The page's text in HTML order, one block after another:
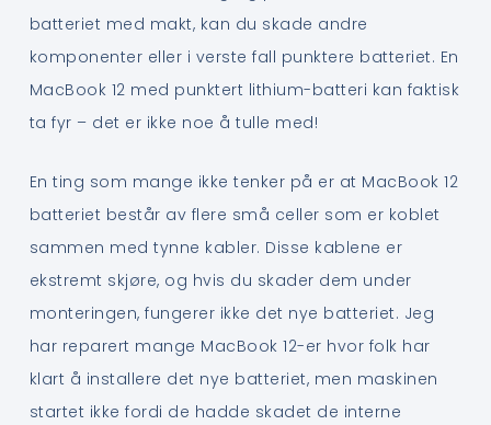
batteriet med makt, kan du skade andre
komponenter eller i verste fall punktere batteriet. En
MacBook 12 med punktert lithium-batteri kan faktisk
ta fyr – det er ikke noe å tulle med!
En ting som mange ikke tenker på er at MacBook 12
batteriet består av flere små celler som er koblet
sammen med tynne kabler. Disse kablene er
ekstremt skjøre, og hvis du skader dem under
monteringen, fungerer ikke det nye batteriet. Jeg
har reparert mange MacBook 12-er hvor folk har
klart å installere det nye batteriet, men maskinen
startet ikke fordi de hadde skadet de interne